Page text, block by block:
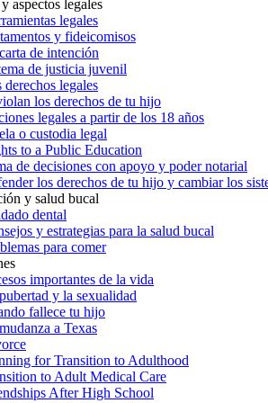
aspectos legales
legales
y fideicomisos
de intención
de justicia juvenil
derechos legales
los derechos de tu hijo
legales a partir de los 18 años
o custodia legal
to a Public Education
de decisiones con apoyo y poder notarial
los derechos de tu hijo y cambiar los
y salud bucal
dental
y estrategias para la salud bucal
para comer
importantes de la vida
y la sexualidad
fallece tu hijo
a Texas
for Transition to Adulthood
to Adult Medical Care
After High School